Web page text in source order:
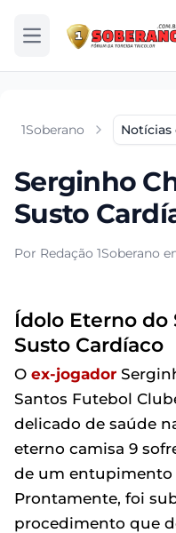
Abrir menu
1Soberano Notícias
Serginho
Susto
Por Redação 1Soberano
Ídolo Eterno do
Susto Cardíaco
O ex-jogador
Santos Futebol
delicado de saúde
eterno camisa 9
de um entupimento
Prontamente, foi
procedimento que